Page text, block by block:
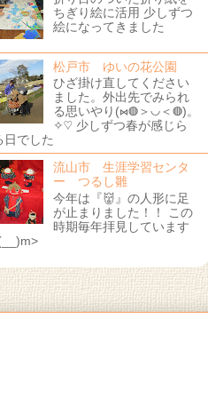
ちぎり絵に活用 少しずつ
絵になってきました
松戸市 ゆいの花公園
ひざ掛け直してください
ました。外出先でみられ
る思いやり(⋈◍＞◡＜◍)。
✧♡ 少しずつ春が感じら
日でした
流山市 生涯学習センタ
ー つるし雛
今年は『👹』の人形に足
が止まりました！！ この
時期毎年拝見しています